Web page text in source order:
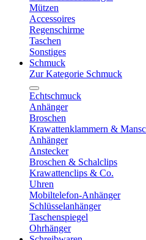
Mützen
Accessoires
Regenschirme
Taschen
Sonstiges
Schmuck
Zur Kategorie Schmuck
Echtschmuck
Anhänger
Broschen
Krawattenklammern &
Anhänger
Anstecker
Broschen & Schalclips
Krawattenclips & Co.
Uhren
Mobiltelefon-Anhänger
Schlüsselanhänger
Taschenspiegel
Ohrhänger